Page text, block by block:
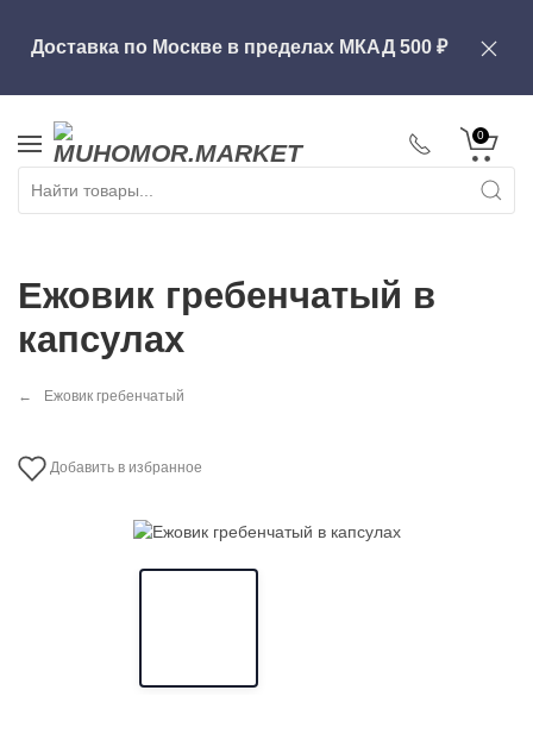
Доставка по Москве в пределах МКАД 500
0
Ежовик гребенчатый в
капсулах
Ежовик гребенчатый
Добавить в избранное